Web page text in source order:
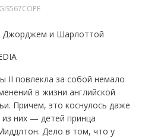
Джорджем и Шарлоттой
II повлекла за собой немало
в жизни английской
Причем, это коснулось даже
них — детей принца
Дело в том, что у